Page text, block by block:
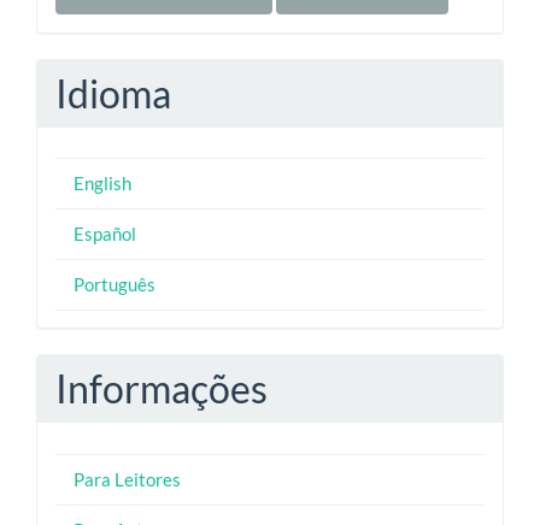
Idioma
English
Español
Português
Informações
Para Leitores